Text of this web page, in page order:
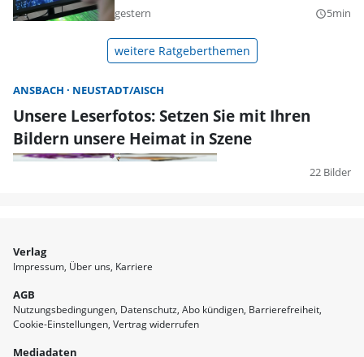
gestern query_builder5min
weitere Ratgeberthemen
ANSBACH NEUSTADT/AISCH
Unsere Leserfotos: Setzen Sie mit Ihren
Bildern unsere Heimat in Szene
22 Bilder
Verlag
Impressum Über uns Karriere
AGB
Nutzungsbedingungen Datenschutz Abo kündigen Barrierefreiheit
Cookie-Einstellungen Vertrag widerrufen
Mediadaten